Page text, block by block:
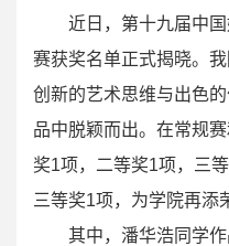
近日，第十九届中
赛获奖名单正式揭晓。
创新的艺术思维与出色
品中脱颖而出。在常规
奖1项，二等奖1项，三
三等奖1项，为学院再添
其中，潘华浩同学